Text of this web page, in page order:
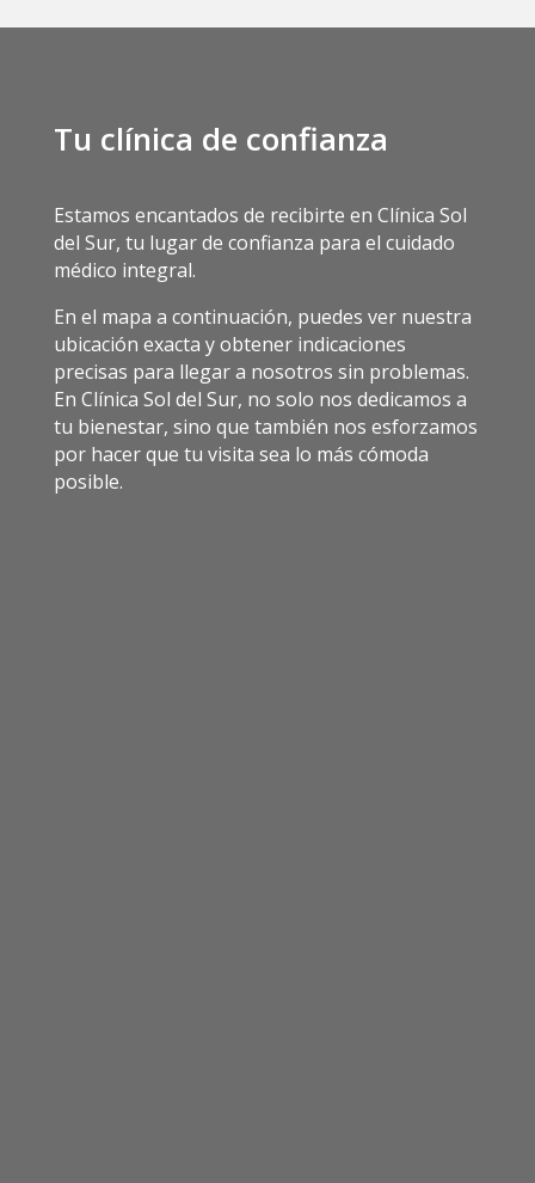
Tu clínica de confianza
Estamos encantados de recibirte en Clínica Sol
del Sur, tu lugar de confianza para el cuidado
médico integral.
En el mapa a continuación, puedes ver nuestra
ubicación exacta y obtener indicaciones
precisas para llegar a nosotros sin problemas.
En Clínica Sol del Sur, no solo nos dedicamos a
tu bienestar, sino que también nos esforzamos
por hacer que tu visita sea lo más cómoda
posible.